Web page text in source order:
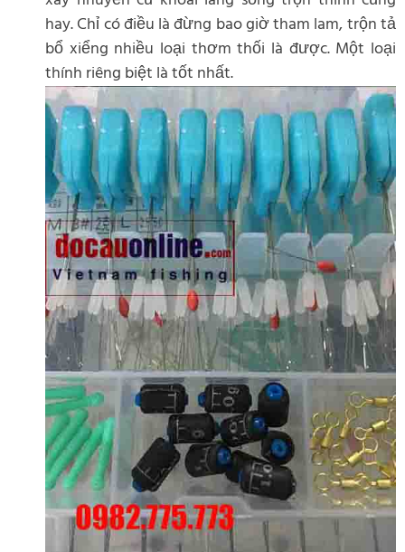
hay. Chỉ có điều là đừng bao giờ tham lam, trộn tả
bổ xiểng nhiều loại thơm thối là được. Một loại
thính riêng biệt là tốt nhất.